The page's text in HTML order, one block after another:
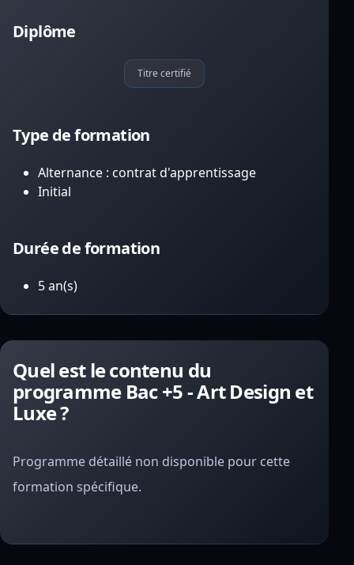
Diplôme
Titre certifié
Type de formation
Alternance : contrat d'apprentissage
Initial
Durée de formation
5 an(s)
Quel est le contenu du
programme Bac +5 - Art Design et
Luxe ?
Programme détaillé non disponible pour cette
formation spécifique.